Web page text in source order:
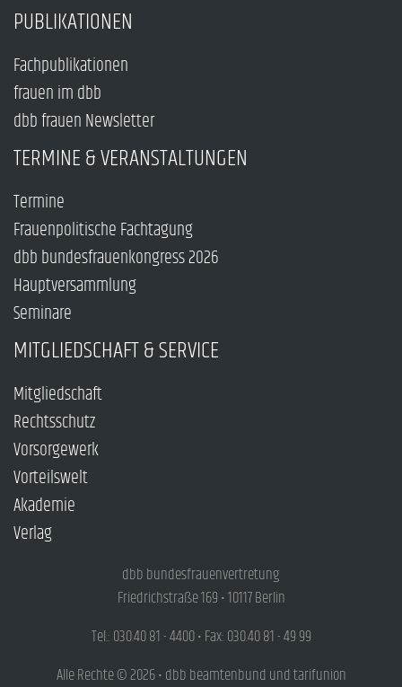
PUBLIKATIONEN
Fachpublikationen
frauen im dbb
dbb frauen Newsletter
TERMINE & VERANSTALTUNGEN
Termine
Frauenpolitische Fachtagung
dbb bundesfrauenkongress 2026
Hauptversammlung
Seminare
MITGLIEDSCHAFT & SERVICE
Mitgliedschaft
Rechtsschutz
Vorsorgewerk
Vorteilswelt
Akademie
Verlag
dbb bundesfrauenvertretung
Friedrichstraße 169 • 10117 Berlin
Tel.: 030.40 81 - 4400 • Fax: 030.40 81 - 49 99
Alle Rechte © 2026 • dbb beamtenbund und tarifunion